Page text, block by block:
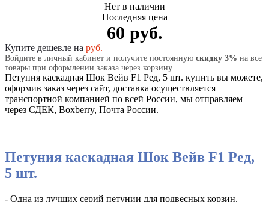
Нет в наличии
Последняя цена
60 руб.
Купите дешевле на руб.
Войдите в личный кабинет и получите постоянную скидку 3% на все
товары при оформлении заказа через корзину.
Петуния каскадная Шок Вейв F1 Ред, 5 шт. купить вы можете,
оформив заказ через сайт, доставка осуществляется
транспортной компанией по всей России, мы отправляем
через СДЕК, Boxberry, Почта России.
Петуния каскадная Шок Вейв F1 Ред,
5 шт.
- Одна из лучших серий петунии для подвесных корзин.